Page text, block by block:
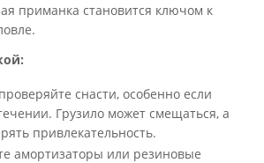
приманка становится ключом к
снасти, особенно если
Грузило может смещаться, а
привлекательность.
амортизаторы или резиновые